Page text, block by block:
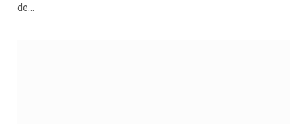
de…